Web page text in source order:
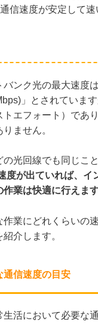
信速度が安定して速
バンク光の最大速度は
」とされていま
トエフォート）であ
ません。
光回線でも同じこと
度が出ていれば、イ
業は快適に行えます
作業にどれくらいの
介します。
通信速度の目安
生活において必要な